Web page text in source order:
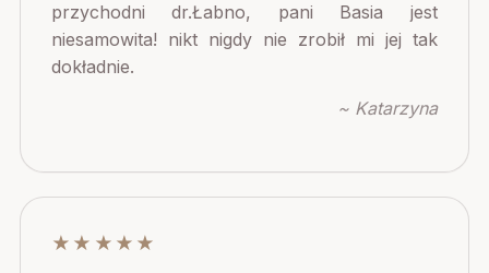
przychodni dr.Łabno, pani Basia jest
niesamowita! nikt nigdy nie zrobił mi jej tak
dokładnie.
~ Katarzyna
★★★★★